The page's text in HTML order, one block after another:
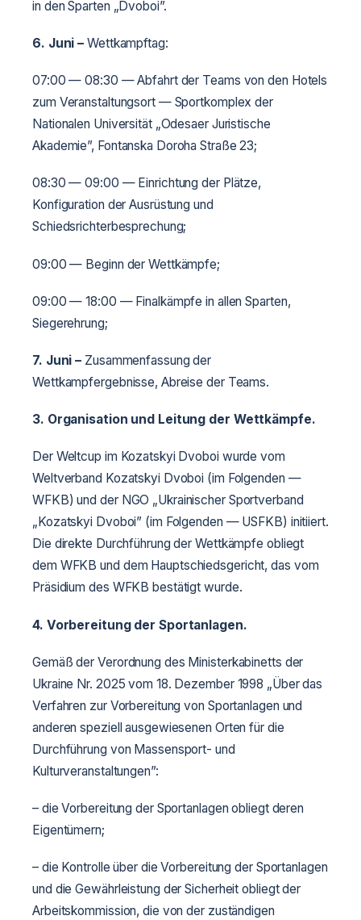
in den Sparten „Dvoboi”.
6. Juni–Wettkampftag:
07:00 — 08:30 — Abfahrt der Teams von den Hotels
zum Veranstaltungsort — Sportkomplex der
Nationalen Universität „Odesaer Juristische
Akademie”, Fontanska Doroha Straße 23;
08:30 — 09:00 — Einrichtung der Plätze,
Konfiguration der Ausrüstung und
Schiedsrichterbesprechung;
09:00 — Beginn der Wettkämpfe;
09:00 — 18:00 — Finalkämpfe in allen Sparten,
Siegerehrung;
7. Juni– Zusammenfassung der
Wettkampfergebnisse, Abreise der Teams.
3. Organisation und Leitung der Wettkämpfe.
Der Weltcup im Kozatskyi Dvoboi wurde vom
Weltverband Kozatskyi Dvoboi (im Folgenden —
WFKB) und der NGO „Ukrainischer Sportverband
„Kozatskyi Dvoboi” (im Folgenden — USFKB) initiiert.
Die direkte Durchführung der Wettkämpfe obliegt
dem WFKB und dem Hauptschiedsgericht, das vom
Präsidium des WFKB bestätigt wurde.
4. Vorbereitung der Sportanlagen.
Gemäß der Verordnung des Ministerkabinetts der
Ukraine Nr. 2025 vom 18. Dezember 1998 „Über das
Verfahren zur Vorbereitung von Sportanlagen und
anderen speziell ausgewiesenen Orten für die
Durchführung von Massensport- und
Kulturveranstaltungen”:
– die Vorbereitung der Sportanlagen obliegt deren
Eigentümern;
– die Kontrolle über die Vorbereitung der Sportanlagen
und die Gewährleistung der Sicherheit obliegt der
Arbeitskommission, die von der zuständigen